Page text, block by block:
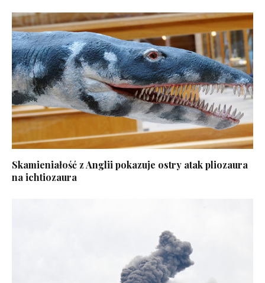
Skamieniałość z Anglii pokazuje ostry atak pliozaura
na ichtiozaura